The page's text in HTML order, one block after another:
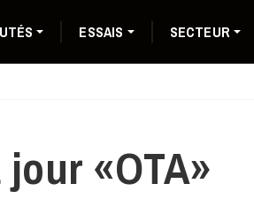
ESSAIS SECTEUR
«OTA»